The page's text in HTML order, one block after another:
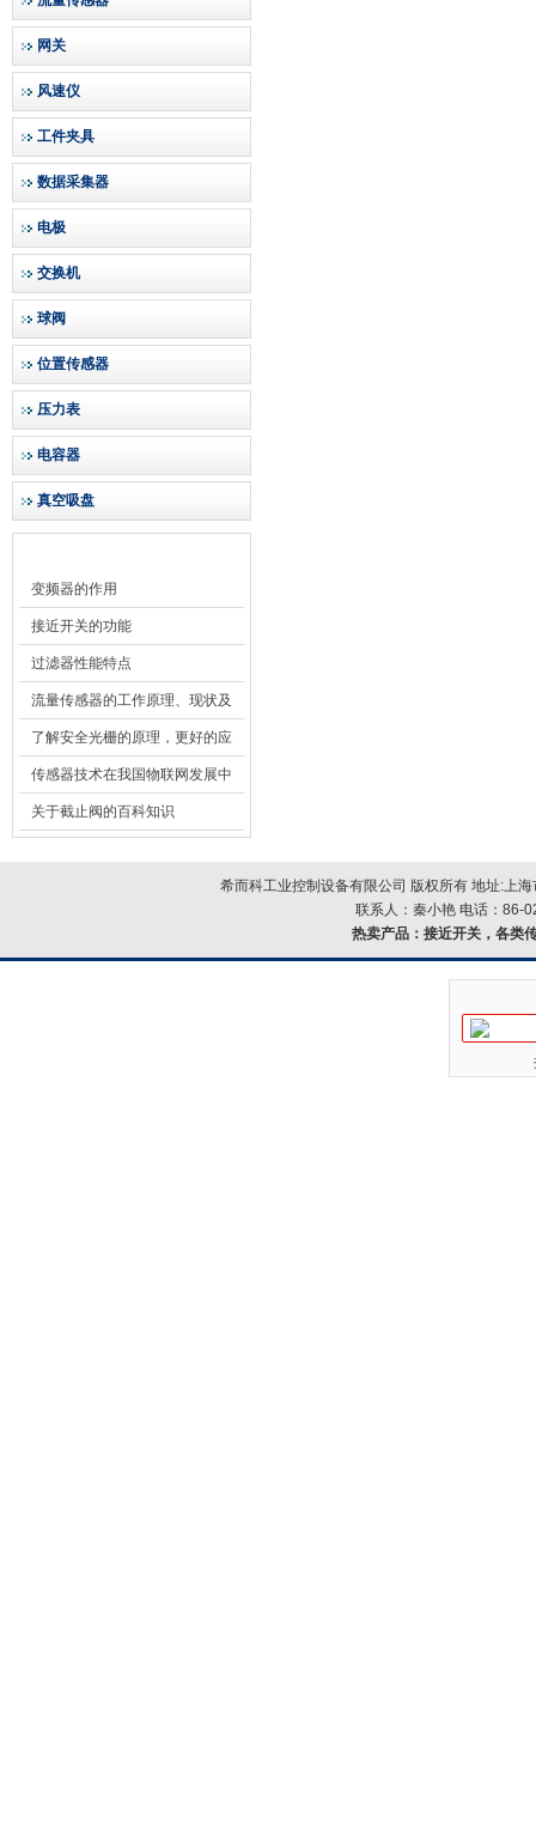
网关
风速仪
工件夹具
数据采集器
电极
交换机
球阀
位置传感器
压力表
电容器
真空吸盘
变频器的作用
接近开关的功能
过滤器性能特点
流量传感器的工作原理、现状及
其发展前景
了解安全光栅的原理，更好的应
用安全光栅
传感器技术在我国物联网发展中
的地位*
关于截止阀的百科知识
希而科工业控制设备有限公司 版权所有 地址:上
联系人：秦小艳 电话：86-
热卖产品： 接近开关，各类